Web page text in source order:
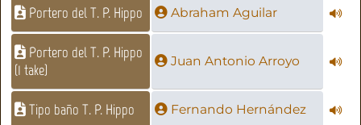
Portero del T. P. Hippo Abraham Aguilar
Portero del T. P. Hippo
(1 take)
Juan Antonio Arroyo
Tipo baño T. P. Hippo Fernando Hernández